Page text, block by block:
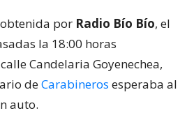
por Radio Bío Bío, el
la 18:00 horas
Candelaria Goyenechea,
deCarabineros esperaba al
auto.